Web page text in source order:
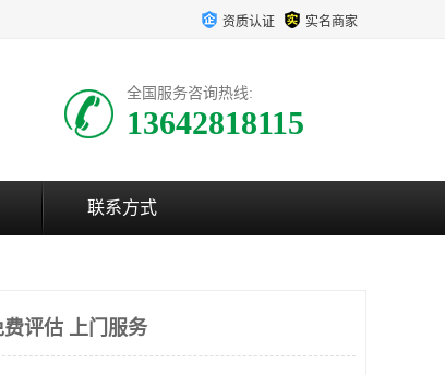
资质认证 实名商家
全国服务咨询热线:
13642818115
联系方式
评估 上门服务